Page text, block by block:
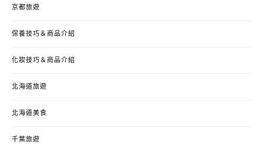
京都旅遊
保養技巧＆商品介紹
化妝技巧＆商品介紹
北海道旅遊
北海道美食
千葉旅遊